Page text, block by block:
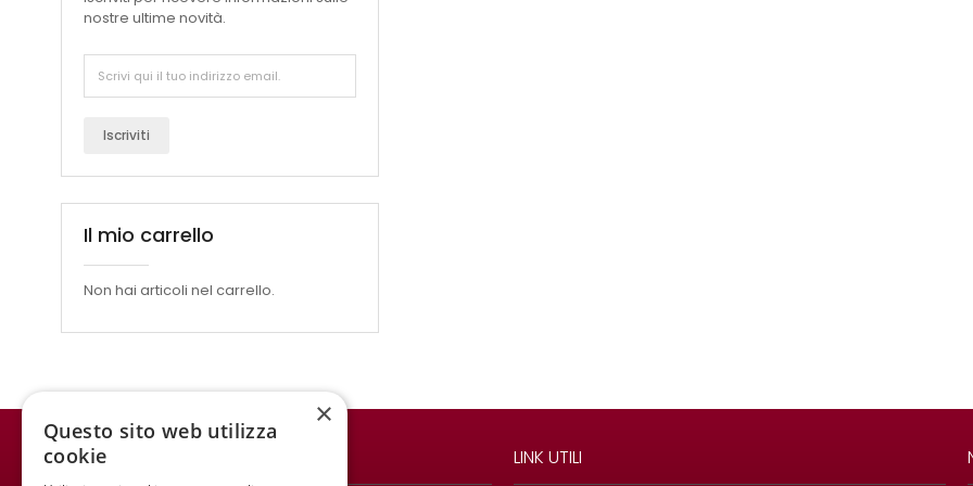
nostre ultime novità.
Iscriviti
Il mio carrello
Non hai articoli nel carrello.
WINE MEETING ER LINK UTILI
×
Questo sito web utilizza
cookie